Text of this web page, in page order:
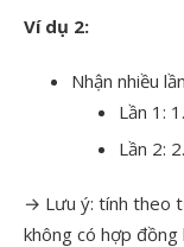
Ví dụ 2:
Nhận nhiều
Lần 1:
Lần 2:
→ Lưu ý: tính theo
không có hợp đồng